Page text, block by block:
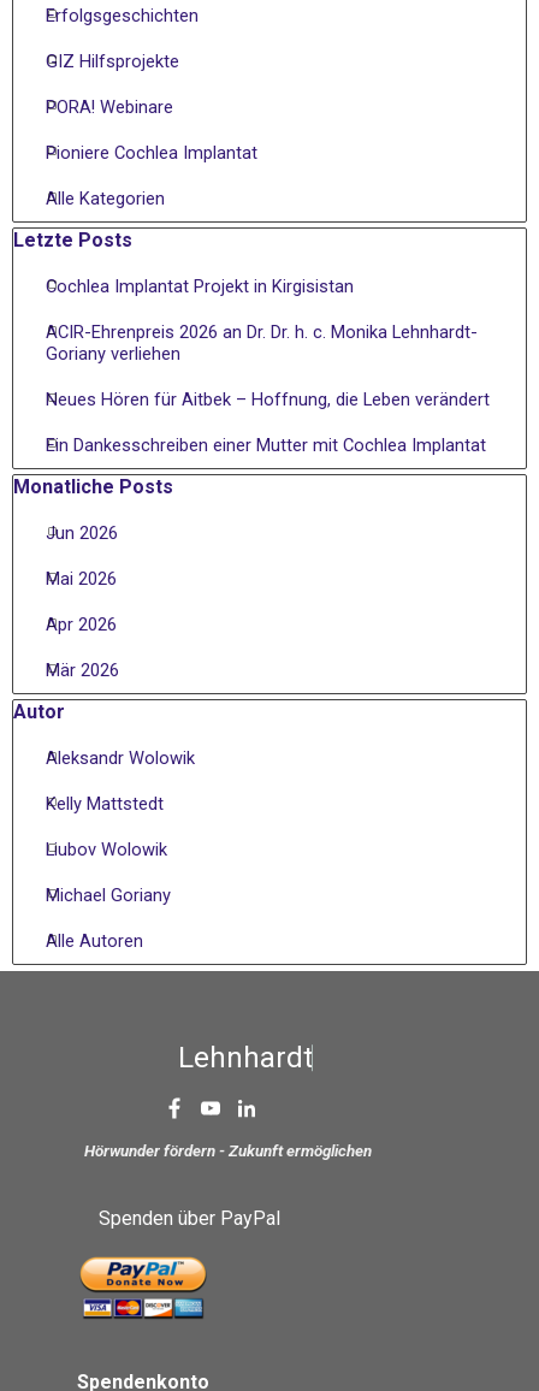
Erfolgsgeschichten
GIZ Hilfsprojekte
PORA! Webinare
Pioniere Cochlea Implantat
Alle Kategorien
Block überspringen Letzte Posts
Letzte Posts
Cochlea Implantat Projekt in Kirgisistan
ACIR-Ehrenpreis 2026 an Dr. Dr. h. c. Monika Lehnhardt-
Goriany verliehen
Neues Hören für Aitbek – Hoffnung, die Leben verändert
Ein Dankesschreiben einer Mutter mit Cochlea Implantat
Block überspringen Monatliche Posts
Monatliche Posts
Jun 2026
Mai 2026
Apr 2026
Mär 2026
Block überspringen Autor
Autor
Aleksandr Wolowik
Kelly Mattstedt
Liubov Wolowik
Michael Goriany
Alle Autoren
Spendenkonto
Lehnh ardt S
Spenden über PayPal
Hörwunder fördern - Zukunft ermöglichen